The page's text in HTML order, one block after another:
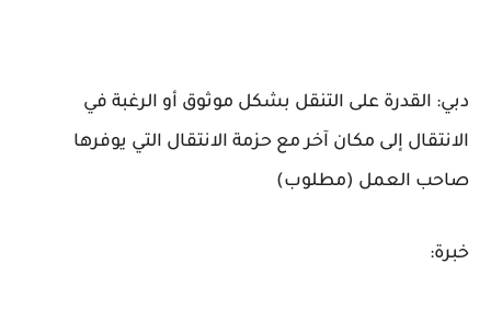
دبي: القدرة على التنقل بشكل موثوق أو الرغبة في
الانتقال إلى مكان آخر مع حزمة الانتقال التي يوفرها
صاحب العمل (مطلوب)
خبرة: